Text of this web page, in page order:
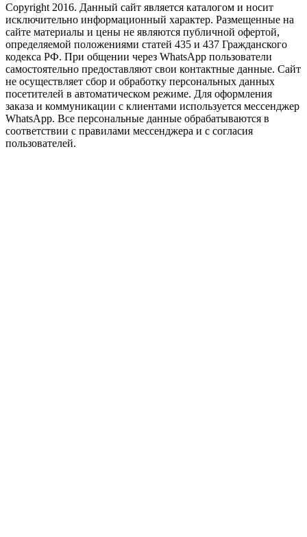
Copyright 2016. Данный сайт является каталогом и носит
исключительно информационный характер. Размещенные на
сайте материалы и цены не являются публичной офертой,
определяемой положениями статей 435 и 437 Гражданского
кодекса РФ. При общении через WhatsApp пользователи
самостоятельно предоставляют свои контактные данные. Сайт
не осуществляет сбор и обработку персональных данных
посетителей в автоматическом режиме. Для оформления
заказа и коммуникации с клиентами используется мессенджер
WhatsApp. Все персональные данные обрабатываются в
соответствии с правилами мессенджера и с согласия
пользователей.